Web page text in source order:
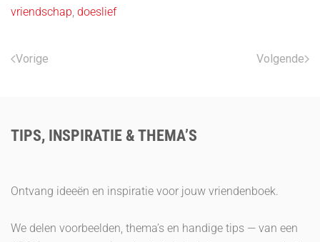
vriendschap, doeslief
Vorige Volgende
TIPS, INSPIRATIE & THEMA’S
Ontvang ideeën en inspiratie voor jouw vriendenboek.
We delen voorbeelden, thema’s en handige tips — van een